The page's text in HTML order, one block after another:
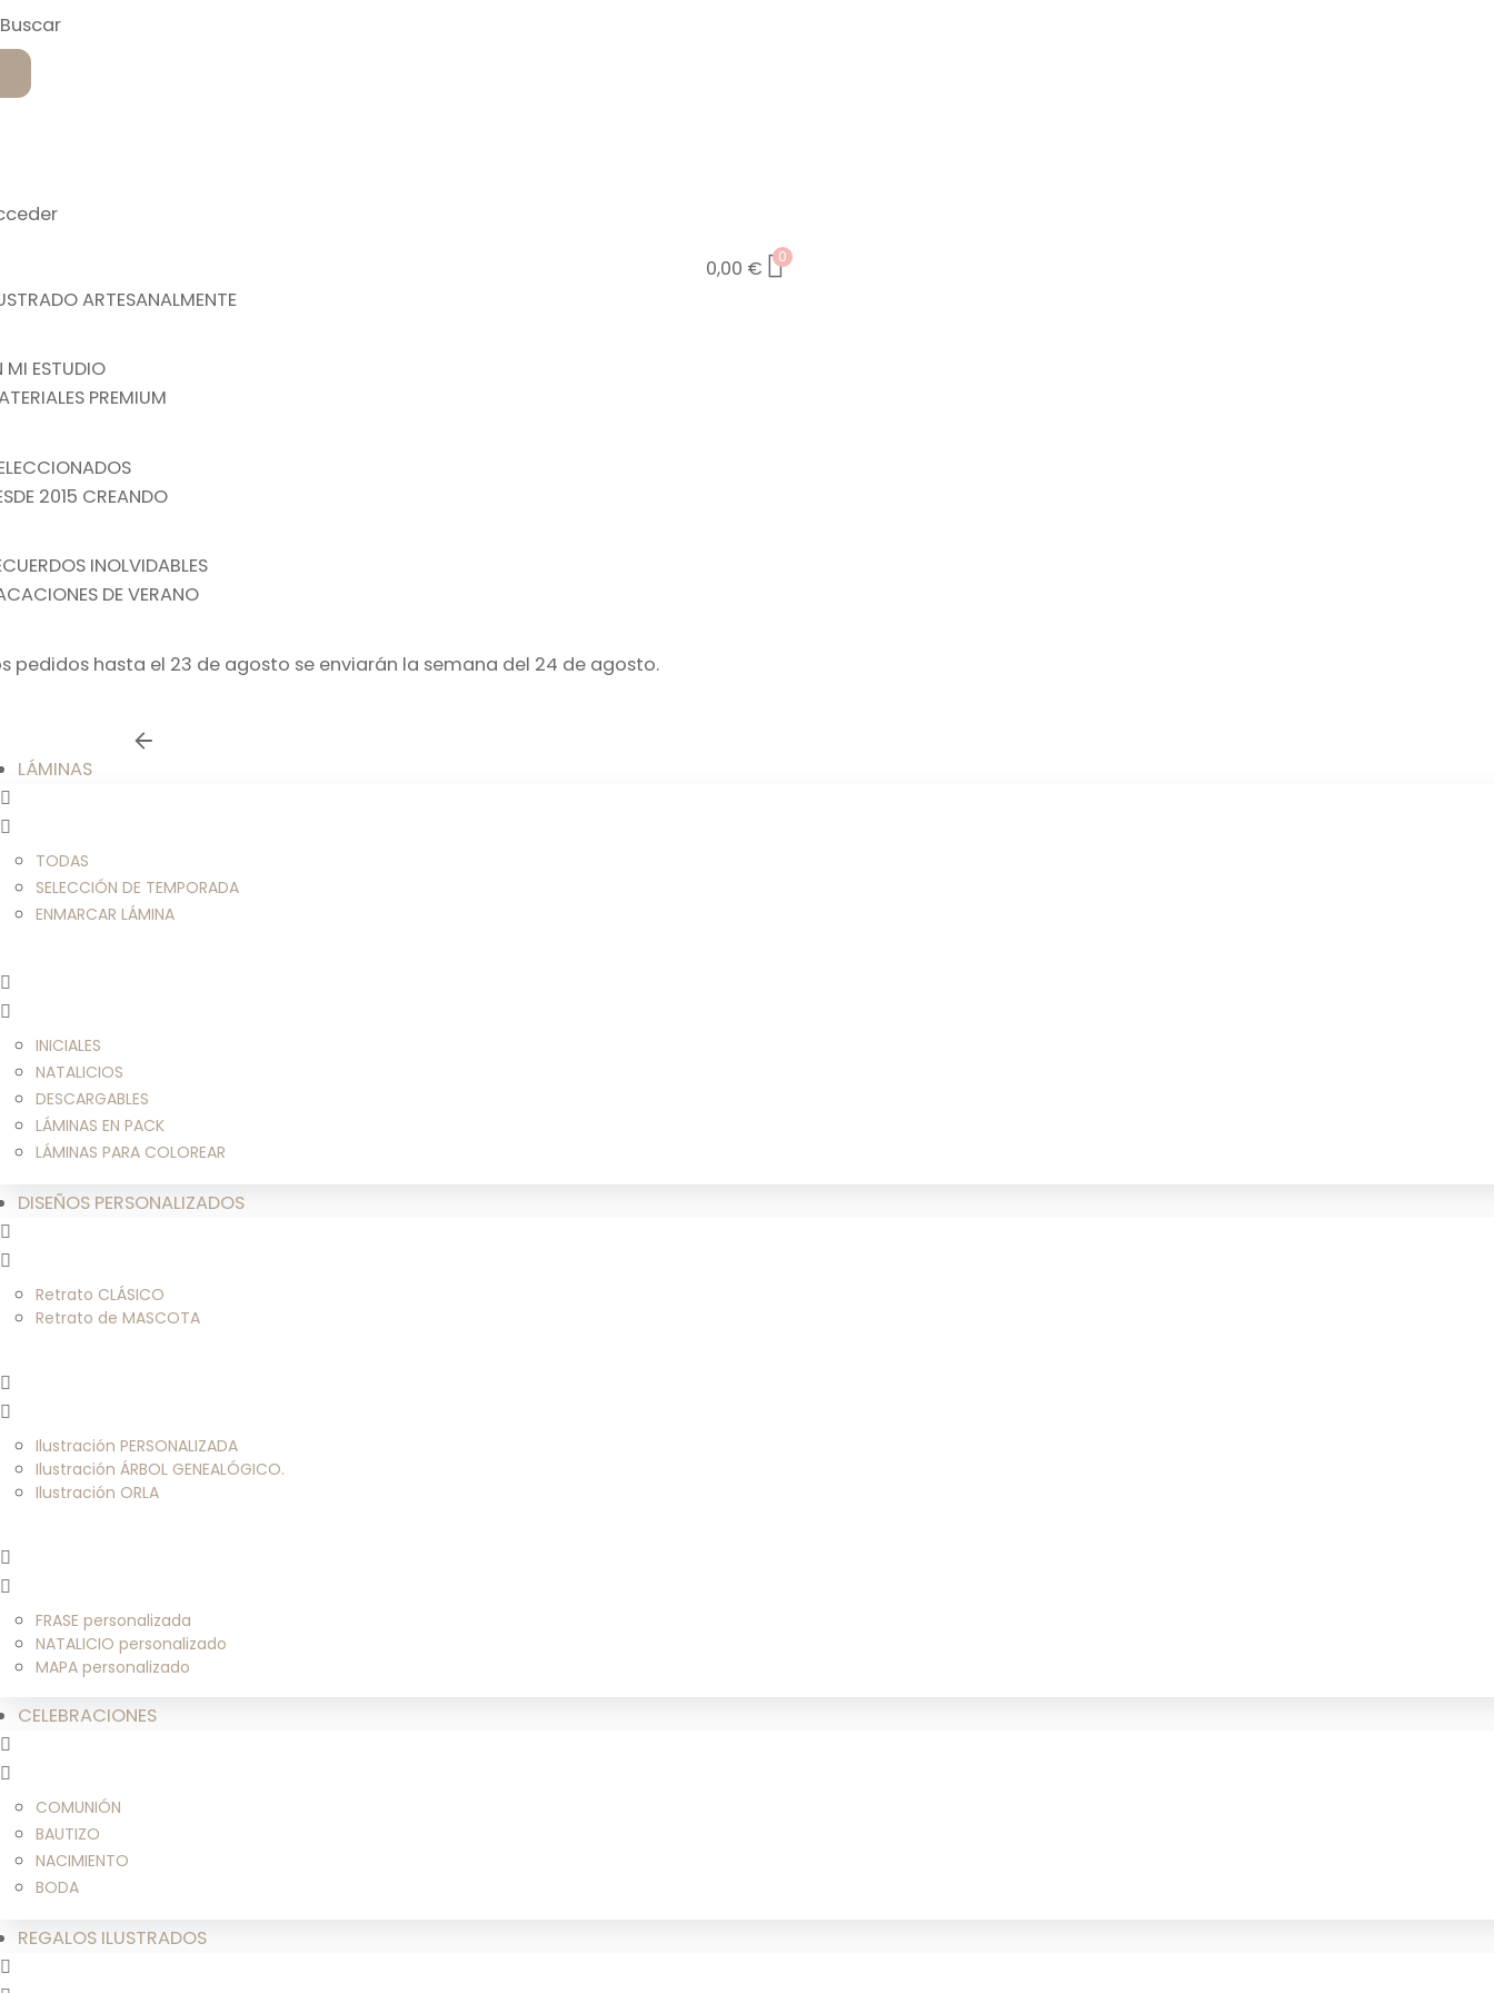
0,00 € 0
ARTESANALMENTE
MI ESTUDIO
PREMIUM
2015 CREANDO
INOLVIDABLES
DE VERANO
pedidos hasta el 23 de agosto se enviarán la semana del 24 de agosto.
LÁMINAS
TODAS
SELECCIÓN DE TEMPORADA
ENMARCAR LÁMINA
INICIALES
NATALICIOS
DESCARGABLES
LÁMINAS EN PACK
LÁMINAS PARA COLOREAR
DISEÑOS PERSONALIZADOS
Retrato CLÁSICO
Retrato de MASCOTA
Ilustración PERSONALIZADA
Ilustración ÁRBOL GENEALÓGICO.
Ilustración ORLA
FRASE personalizada
NATALICIO personalizado
MAPA personalizado
CELEBRACIONES
COMUNIÓN
BAUTIZO
NACIMIENTO
BODA
REGALOS ILUSTRADOS